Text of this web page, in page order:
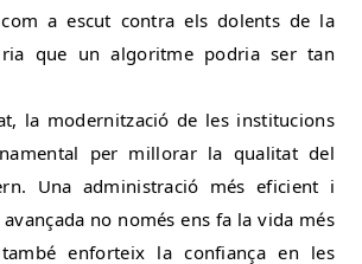
a escut contra els dolents de la
que un algoritme podria ser tan
la modernització de les institucions
per millorar la qualitat del
Una administració més eficient i
no només ens fa la vida més
enforteix la confiança en les